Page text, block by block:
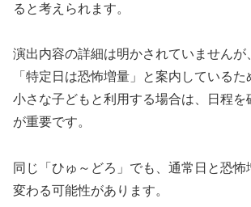
ると考えられます。
演出内容の詳細は明かされていませんが
「特定日は恐怖増量」と案内している
小さな子どもと利用する場合は、日程を
が重要です。
同じ「ひゅ～どろ」でも、通常日と恐
変わる可能性があります。